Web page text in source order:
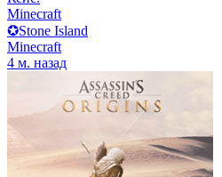
Minecraft
✪Stone Island
Minecraft
4 м. назад